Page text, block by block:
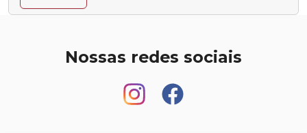
Nossas redes sociais